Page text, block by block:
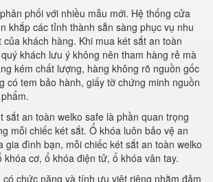
phối với nhiều mẫu mới. Hệ thống cửa
khắp các tỉnh thành sẵn sàng phục vụ nhu
khách hàng. Khi mua két sắt an toàn
khách lưu ý không nên tham hàng rẻ mà
kém chất lượng, hàng không rõ nguồn gốc
có tem bảo hành, giấy tờ chứng minh nguồn
sắt an toàn welko safe là phần quan trọng
mỗi chiếc két sắt. Ổ khóa luôn bảo vệ an
gia đình bạn, mỗi chiếc két sắt an toàn welko
cơ, ổ khóa điện tử, ổ khóa vân tay.
có chức năng và tính ưu việt riêng nhằm đảm